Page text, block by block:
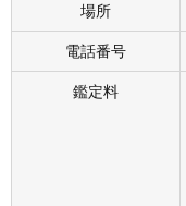
場所
電話番号
鑑定料